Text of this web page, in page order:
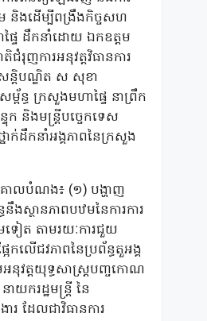
ម និងដើម្បីពង្រឹងកិច្ចសហ
ទៃ ដឹកនាំដោយ ឯកឧត្តម
រុញការអនុវត្តវិធានការ
សន្តិបណ្ឌិត ស សុខា
ព័ន្ធ ក្រសួងមហាផ្ទៃ នាព្រឹក
និងមន្ត្រីបច្ចេកទេស
ាក់ដឹកនាំអង្គភាពនៃក្រសួង
គោលបំណង៖ (១) បង្ហាញ
នឹងស្ថានភាពបឋមនៃការការ
មទៀត តាមរយៈការជួយ
កលើជវភាពនៃប្រព័ន្ធតួអង្គ
នុវត្តយុទ្ធសាស្ត្របញ្ចកោណ
ករដ្ឋមន្ត្រី នៃ
រ ដែលជាវិធានការ